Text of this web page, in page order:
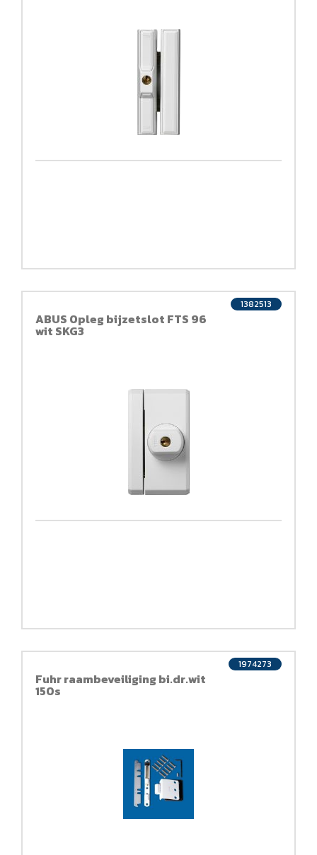
ABUS Opleg bijzetslot FTS 96
wit SKG3
1382513
Fuhr raambeveiliging bi.dr.wit
150s
1974273